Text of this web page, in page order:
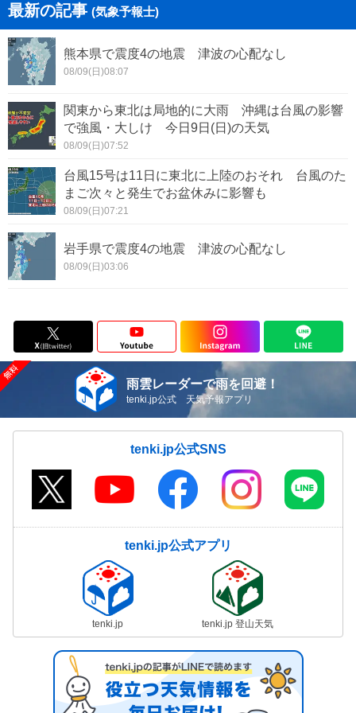
最新の記事 (気象予報士)
熊本県で震度4の地震 津波の心配なし
08/09(日)08:07
関東から東北は局地的に大雨 沖縄は台風の影響
で強風・大しけ 今日9日(日)の天気
08/09(日)07:52
台風15号は11日に東北に上陸のおそれ 台風のた
まご次々と発生でお盆休みに影響も
08/09(日)07:21
岩手県で震度4の地震 津波の心配なし
08/09(日)03:06
雨雲レーダーで雨を回避！
tenki.jp公式 天気予報アプリ
tenki.jp公式SNS
tenki.jp公式アプリ
tenki.jp tenki.jp 登山天気